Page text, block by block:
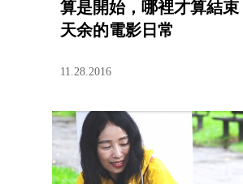
算是開始，哪裡才算結
天余的電影日常
11.28.2016